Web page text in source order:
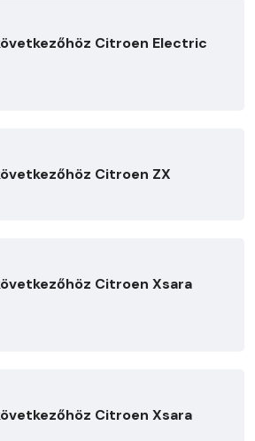
Citroen Electric
Citroen ZX
Citroen Xsara
Citroen Xsara